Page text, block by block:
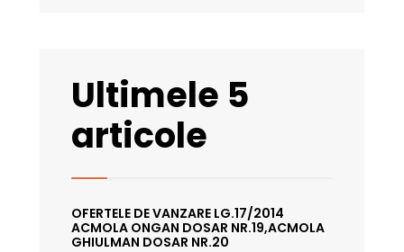
Ultimele 5
articole
OFERTELE DE VANZARE LG.17/2014
ACMOLA ONGAN DOSAR NR.19,ACMOLA
GHIULMAN DOSAR NR.20